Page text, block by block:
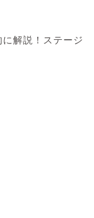
解説！ステージ